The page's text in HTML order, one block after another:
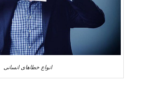
انواع خطاهای انسانی